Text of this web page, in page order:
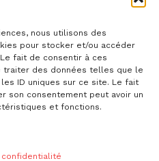
nous utilisons des
pour stocker et/ou accéder
fait de consentir à ces
traiter des données telles que le
ID uniques sur ce site. Le fait
son consentement peut avoir un
et fonctions.
faire connaitre l'enquête